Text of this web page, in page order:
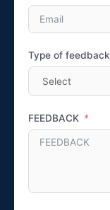
Type of feedback
FEEDBACK